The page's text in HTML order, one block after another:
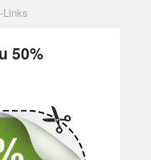
50%